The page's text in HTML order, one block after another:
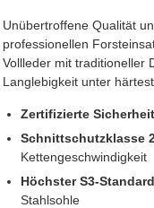
Unübertroffene Qualität
professionellen
Vollleder mit traditioneller
Langlebigkeit unter
Zertifizierte Sicherheit
Schnittschutzklasse
Kettengeschwindigkeit
Höchster S3-Standard
Stahlsohle